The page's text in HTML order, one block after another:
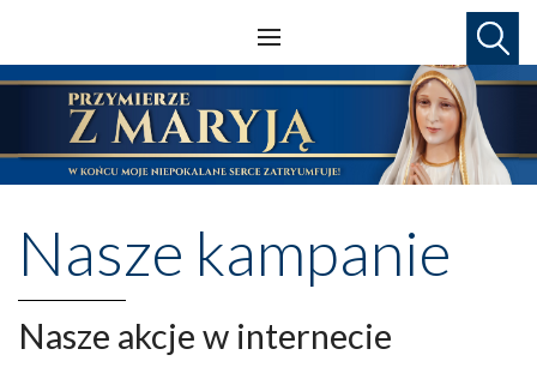
Nasze kampanie
Nasze akcje w internecie